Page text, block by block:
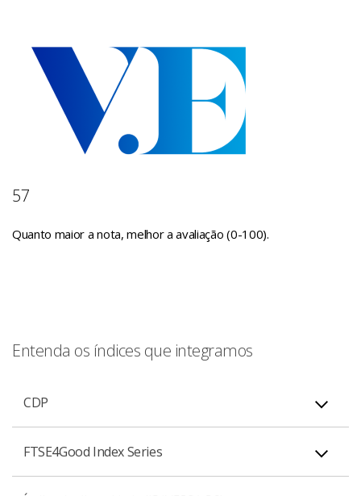
57
Quanto maior a nota, melhor a avaliação (0-100).
Entenda os índices que integramos
CDP
O Carbon Disclosure Project é uma organização
empresas, investidores e cidades de todo o mundo para
FTSE4Good Index Series